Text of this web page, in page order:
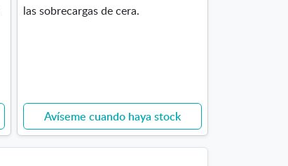
las sobrecargas de cera.
Avíseme cuando haya stock